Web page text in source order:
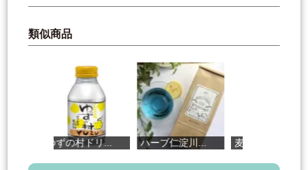
類似商品
ゆずの村ドリ... ハーブ仁淀川... 麦焼酎 龍馬...